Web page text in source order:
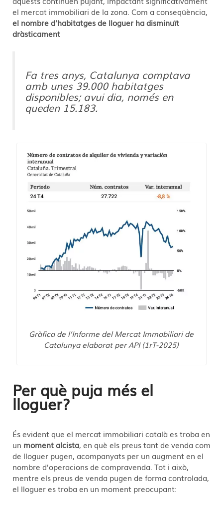
el mercat immobiliari de la zona. Com a conseqüència,
el nombre d’habitatges de lloguer ha disminuït
dràsticament
Fa tres anys, Catalunya comptava
amb unes 39.000 habitatges
disponibles; avui dia, només en
queden 15.183.
Gràfica de l’Informe del Mercat Immobiliari de
Catalunya elaborat per API (1rT-2025)
Per què puja més el
lloguer?
És evident que el mercat immobiliari català es troba en
un moment alcista, en què els preus tant de venda com
de lloguer pugen, acompanyats per un augment en el
nombre d’operacions de compravenda. Tot i això,
mentre els preus de venda pugen de forma controlada,
el lloguer es troba en un moment preocupant: